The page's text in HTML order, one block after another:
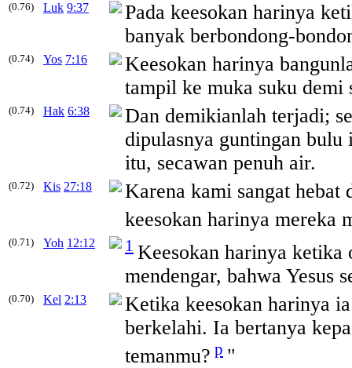
(0.76) Luk 9:37 Pada keesokan harinya
banyak berbondong-
(0.74) Yos 7:16 Keesokan harinya
tampil ke muka suku demi
(0.74) Hak 6:38
Dan demikianlah terjadi;
dipulasnya guntingan
itu, secawan penuh air.
(0.72) Kis 27:18
Karena kami sangat hebat
keesokan harinya mereka
(0.71) Yoh 12:12 1 Keesokan harinya ketika
mendengar, bahwa Yesus
(0.70) Kel 2:13 Ketika keesokan harinya
berkelahi. Ia bertanya
temanmu? p "